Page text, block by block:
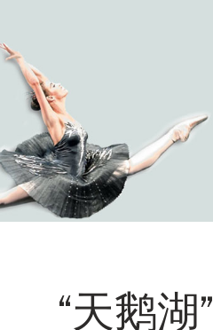
“天鹅湖”